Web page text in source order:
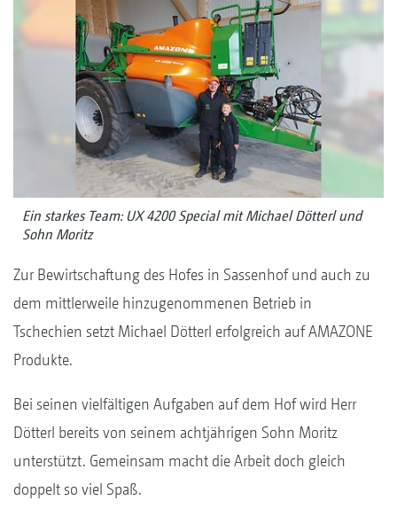
Ein starkes Team: UX 4200 Special mit Michael Dötterl und
Sohn Moritz
Zur Bewirtschaftung des Hofes in Sassenhof und auch zu
dem mittlerweile hinzugenommenen Betrieb in
Tschechien setzt Michael Dötterl erfolgreich auf AMAZONE
Produkte.
Bei seinen vielfältigen Aufgaben auf dem Hof wird Herr
Dötterl bereits von seinem achtjährigen Sohn Moritz
unterstützt. Gemeinsam macht die Arbeit doch gleich
doppelt so viel Spaß.